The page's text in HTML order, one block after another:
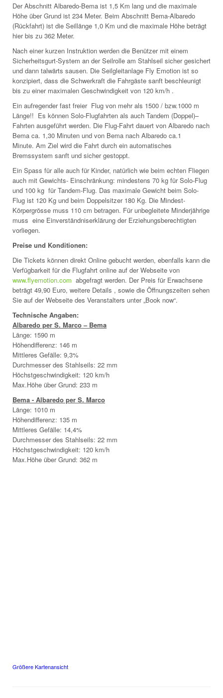
Der Abschnitt Albaredo-Bema ist 1,5 Km lang und die maximale
Höhe über Grund ist 234 Meter. Beim Abschnitt Bema-Albaredo
(Rückfahrt) ist die Seillänge 1,0 Km und die maximale Höhe beträgt
hier bis zu 362 Meter.
Nach einer kurzen Instruktion werden die Benützer mit einem
Sicherheitsgurt-System an der Seilrolle am Stahlseil sicher gesichert
und dann talwärts sausen. Die Seilgleitanlage Fly Emotion ist so
konzipiert, dass die Schwerkraft die Fahrgäste sanft beschleunigt
bis zu einer maximalen Geschwindigkeit von 120 km/h .
Ein aufregender fast freier Flug von mehr als 1500 / bzw.1000 m
Länge!! Es können Solo-Flugfahrten als auch Tandem (Doppel)–
Fahrten ausgeführt werden. Die Flug-Fahrt dauert von Albaredo nach
Bema ca. 1,30 Minuten und von Bema nach Albaredo ca.1
Minute. Am Ziel wird die Fahrt durch ein automatisches
Bremssystem sanft und sicher gestoppt.
Ein Spass für alle auch für Kinder, natürlich wie beim echten Fliegen
auch mit Gewichts- Einschränkung: mindestens 70 kg für Solo-Flug
und 100 kg für Tandem-Flug. Das maximale Gewicht beim Solo-
Flug ist 120 Kg und beim Doppelsitzer 180 Kg. Die Mindest-
Körpergrösse muss 110 cm betragen. Für unbegleitete Minderjährige
muss eine Einverständniserklärung der Erziehungsberechtigten
vorliegen.
Preise und Konditionen:
Die Tickets können direkt Online gebucht werden, ebenfalls kann die
Verfügbarkeit für die Flugfahrt online auf der Webseite von
www.flyemotion.com abgefragt werden. Der Preis für Erwachsene
beträgt 49,90 Euro, weitere Details , sowie die Öffnungszeiten sehen
Sie auf der Webseite des Veranstalters unter „Book now“.
Technische Angaben:
Albaredo per S. Marco – Bema
Länge: 1590 m
Höhendifferenz: 146 m
Mittleres Gefälle: 9,3%
Durchmesser des Stahlseils: 22 mm
Höchstgeschwindigkeit: 120 km/h
Max.Höhe über Grund: 233 m
Bema - Albaredo per S. Marco
Länge: 1010 m
Höhendifferenz: 135 m
Mittleres Gefälle: 14,4%
Durchmesser des Stahlseils: 22 mm
Höchstgeschwindigkeit: 120 km/h
Max.Höhe über Grund: 362 m
Größere Kartenansicht